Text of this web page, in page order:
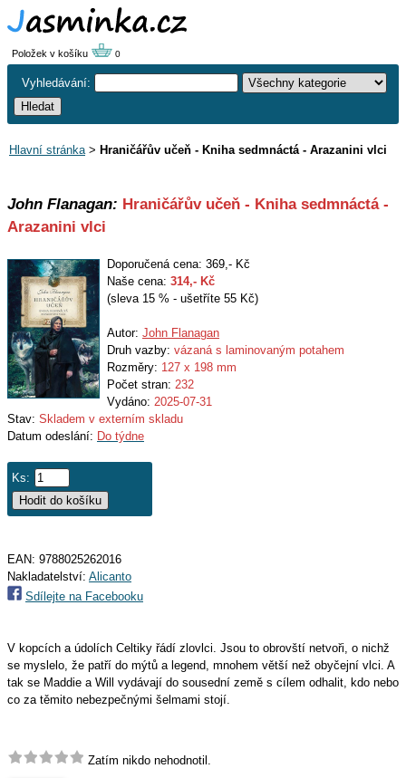
Položek v košíku 0
Vyhledávání:
Hlavní stránka> Hraničářův učeň - Kniha sedmnáctá - Arazanini vlci
John Flanagan: Hraničářův učeň - Kniha sedmnáctá -
Arazanini vlci
Doporučená cena: 369,- Kč
Naše cena: 314,- Kč
(sleva 15 % - ušetříte 55 Kč)
Autor: John Flanagan
Druh vazby: vázaná s laminovaným potahem
Rozměry: 127 x 198 mm
Počet stran: 232
Vydáno: 2025-07-31
Stav: Skladem v externím skladu
Datum odeslání: Do týdne
Ks:
EAN: 9788025262016
Nakladatelství: Alicanto
Sdílejte na Facebooku
V kopcích a údolích Celtiky řádí zlovlci. Jsou to obrovští netvoři, o nichž
se myslelo, že patří do mýtů a legend, mnohem větší než obyčejní vlci. A
tak se Maddie a Will vydávají do sousední země s cílem odhalit, kdo nebo
co za těmito nebezpečnými šelmami stojí.
Zatím nikdo nehodnotil.